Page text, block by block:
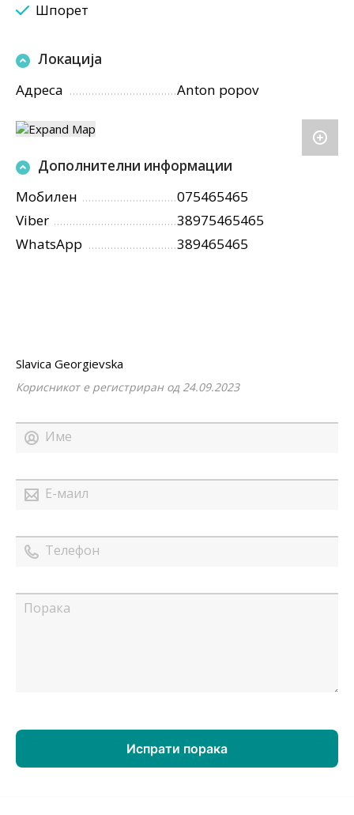
Шпорет
Локација
Адреса
Anton popov
Дополнителни информации
Мобилен
075465465
Viber
38975465465
WhatsApp
389465465
Slavica Georgievska
Корисникот е регистриран од 24.09.2023